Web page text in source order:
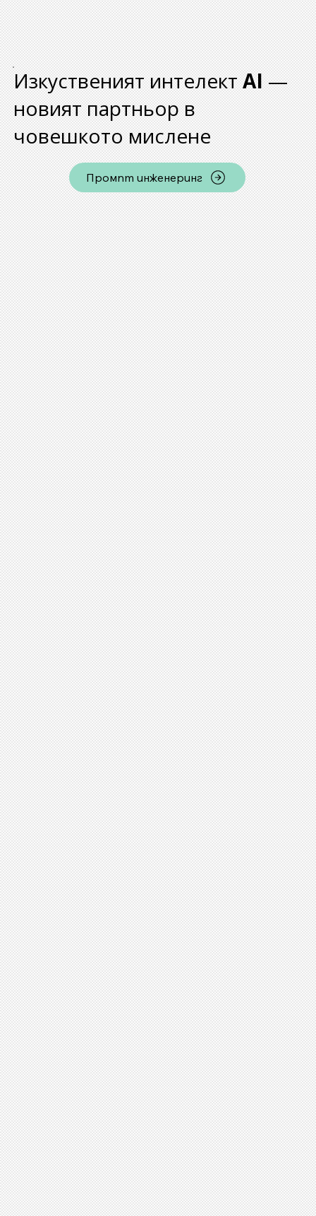
Изкуственият интелектAI—
новият партньор в
човешкото мислене
Промпт инженеринг